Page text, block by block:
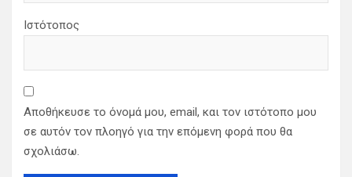
Ιστότοπος
Αποθήκευσε το όνομά μου, email, και τον ιστότοπο μου
σε αυτόν τον πλοηγό για την επόμενη φορά που θα
σχολιάσω.